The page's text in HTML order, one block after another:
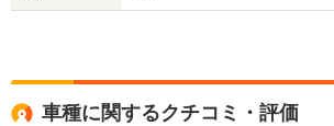
車種に関するクチコミ・評価